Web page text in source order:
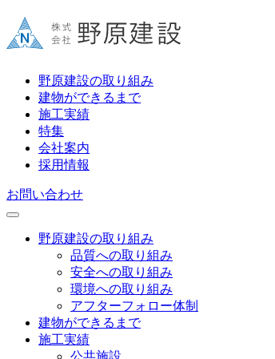
野原建設の取り組み
建物ができるまで
施工実績
特集
会社案内
採用情報
お問い合わせ
野原建設の取り組み
品質への取り組み
安全への取り組み
環境への取り組み
アフターフォロー体制
建物ができるまで
施工実績
公共施設